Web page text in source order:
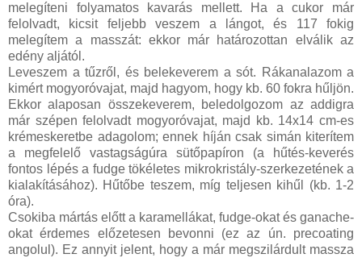
melegíteni folyamatos kavarás mellett. Ha a cukor már
felolvadt, kicsit feljebb veszem a lángot, és 117 fokig
melegítem a masszát: ekkor már határozottan elválik az
edény aljától.
Leveszem a tűzről, és belekeverem a sót. Rákanalazom a
kimért mogyoróvajat, majd hagyom, hogy kb. 60 fokra hűljön.
Ekkor alaposan összekeverem, beledolgozom az addigra
már szépen felolvadt mogyoróvajat, majd kb. 14x14 cm-es
krémeskeretbe adagolom; ennek híján csak simán kiterítem
a megfelelő vastagságúra sütőpapíron (a hűtés-keverés
fontos lépés a fudge tökéletes mikrokristály-szerkezetének a
kialakításához). Hűtőbe teszem, míg teljesen kihűl (kb. 1-2
óra).
Csokiba mártás előtt a karamellákat, fudge-okat és ganache-
okat érdemes előzetesen bevonni (ez az ún. precoating
angolul). Ez annyit jelent, hogy a már megszilárdult massza